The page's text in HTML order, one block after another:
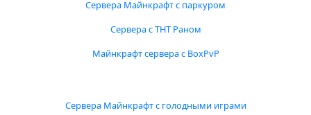
Сервера Майнкрафт с паркуром
Сервера с ТНТ Раном
Майнкрафт сервера с BoxPvP
Сервера Майнкрафт с голодными играми